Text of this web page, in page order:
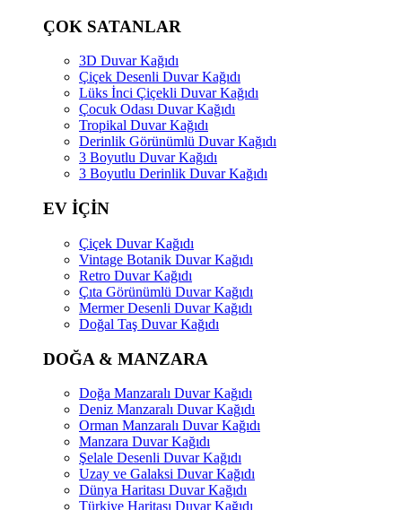
ÇOK SATANLAR
3D Duvar Kağıdı
Çiçek Desenli Duvar Kağıdı
Lüks İnci Çiçekli Duvar Kağıdı
Çocuk Odası Duvar Kağıdı
Tropikal Duvar Kağıdı
Derinlik Görünümlü Duvar Kağıdı
3 Boyutlu Duvar Kağıdı
3 Boyutlu Derinlik Duvar Kağıdı
EV İÇİN
Çiçek Duvar Kağıdı
Vintage Botanik Duvar Kağıdı
Retro Duvar Kağıdı
Çıta Görünümlü Duvar Kağıdı
Mermer Desenli Duvar Kağıdı
Doğal Taş Duvar Kağıdı
DOĞA & MANZARA
Doğa Manzaralı Duvar Kağıdı
Deniz Manzaralı Duvar Kağıdı
Orman Manzaralı Duvar Kağıdı
Manzara Duvar Kağıdı
Şelale Desenli Duvar Kağıdı
Uzay ve Galaksi Duvar Kağıdı
Dünya Haritası Duvar Kağıdı
Türkiye Haritası Duvar Kağıdı